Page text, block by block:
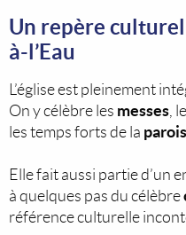
Un repère
à-l’Eau
L’église est pleinement
On y célèbre les messes,
les temps forts de la
Elle fait aussi partie d’un
à quelques pas du célèbre
référence culturelle